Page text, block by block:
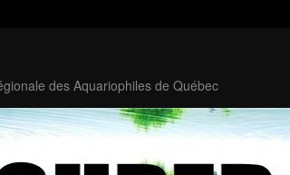
des Aquariophiles de Québec